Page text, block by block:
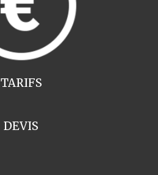
TARIFS
DEVIS